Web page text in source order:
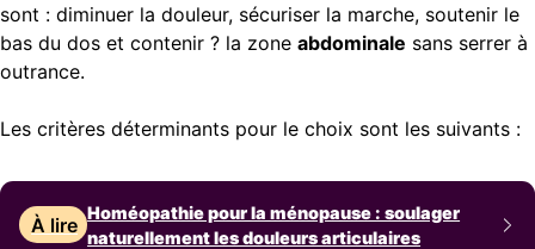
sont : diminuer la douleur, sécuriser la marche, soutenir le
bas du dos et contenir ? la zone abdominale sans serrer à
outrance.
Les critères déterminants pour le choix sont les suivants :
À lire
Homéopathie pour la ménopause : soulager
naturellement les douleurs articulaires